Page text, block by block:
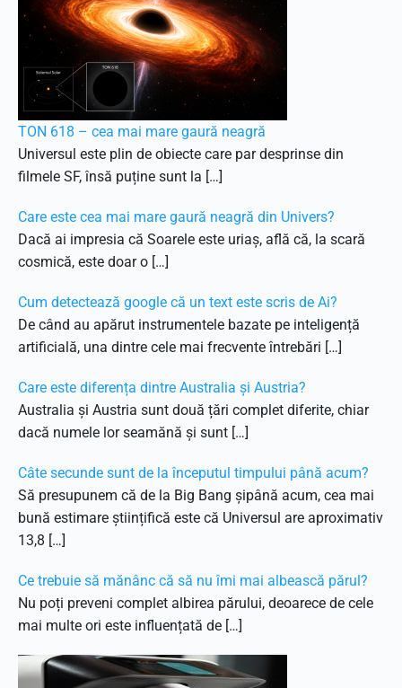
TON 618 – cea mai mare gaură neagră
Universul este plin de obiecte care par desprinse din
filmele SF, însă puține sunt la […]
Care este cea mai mare gaură neagră din Univers?
Dacă ai impresia că Soarele este uriaș, află că, la scară
cosmică, este doar o […]
Cum detectează google că un text este scris de Ai?
De când au apărut instrumentele bazate pe inteligență
artificială, una dintre cele mai frecvente întrebări […]
Care este diferența dintre Australia și Austria?
Australia și Austria sunt două țări complet diferite, chiar
dacă numele lor seamănă și sunt […]
Câte secunde sunt de la începutul timpului până acum?
Să presupunem că de la Big Bang șipână acum, cea mai
bună estimare științifică este că Universul are aproximativ
13,8 […]
Ce trebuie să mănânc că să nu îmi mai albească părul?
Nu poți preveni complet albirea părului, deoarece de cele
mai multe ori este influențată de […]